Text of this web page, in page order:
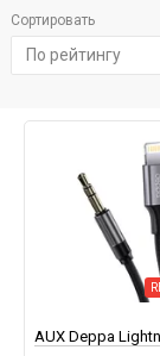
Сортировать
По рейтингу
AUX Deppa